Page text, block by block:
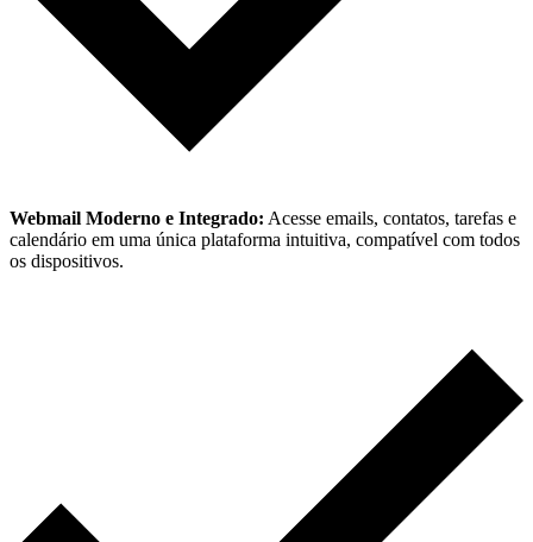
Webmail Moderno e Integrado: Acesse emails, contatos, tarefas e
calendário em uma única plataforma intuitiva, compatível com todos
os dispositivos.